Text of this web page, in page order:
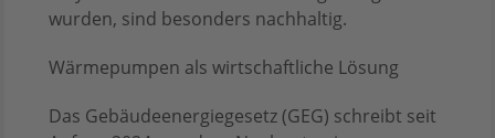
wurden, sind besonders nachhaltig.
Wärmepumpen als wirtschaftliche Lösung
Das Gebäudeenergiegesetz (GEG) schreibt seit